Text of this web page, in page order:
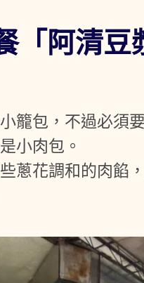
「阿清
籠包，不過必須
小肉包。
蔥花調和的肉餡